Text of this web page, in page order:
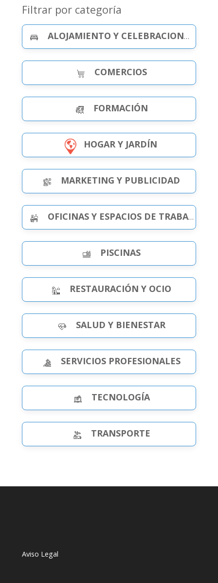
Filtrar por categoría
ALOJAMIENTO Y CELEBRACIONES
COMERCIOS
FORMACIÓN
HOGAR Y JARDÍN
MARKETING Y PUBLICIDAD
OFICINAS Y ESPACIOS DE TRABAJO
PISCINAS
RESTAURACIÓN Y OCIO
SALUD Y BIENESTAR
SERVICIOS PROFESIONALES
TECNOLOGÍA
TRANSPORTE
Aviso Legal